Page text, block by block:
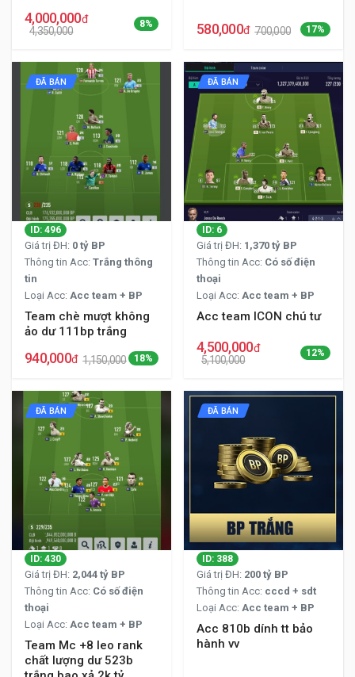
4,000,000đ
4,350,000
8% 580,000đ 700,000 17%
ID: 496
Giá trị ĐH: 0 tỷ BP
Thông tin Acc: Trắng thông
tin
Loại Acc: Acc team + BP
ĐÃ BÁN
Team chè mượt không
ảo dư 111bp trắng
940,000đ 1,150,000 18%
ID: 6
Giá trị ĐH: 1,370 tỷ BP
Thông tin Acc: Có số điện
thoại
Loại Acc: Acc team + BP
ĐÃ BÁN
Acc team ICON chú tư
4,500,000đ
5,100,000
12%
ID: 430
Giá trị ĐH: 2,044 tỷ BP
Thông tin Acc: Có số điện
thoại
Loại Acc: Acc team + BP
ĐÃ BÁN
Team Mc +8 leo rank
chất lượng dư 523b
ID: 388
Giá trị ĐH: 200 tỷ BP
Thông tin Acc: cccd + sdt
Loại Acc: Acc team + BP
ĐÃ BÁN
Acc 810b dính tt bảo
hành vv